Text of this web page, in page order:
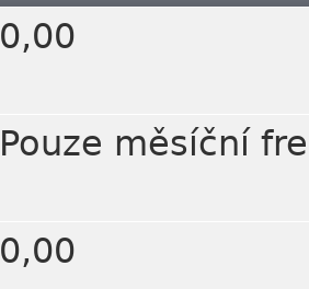
0,00
Pouze měsíční
0,00